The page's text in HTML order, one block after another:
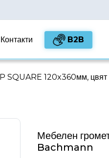
Контакти B2B
SQUARE 120x360мм,
Мебелен
Bachmann